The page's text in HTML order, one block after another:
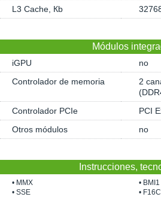
L3 Cache, Кb
Módulos
iGPU
no
Controlador de memoria
2
Controlador PCIe
PCI
Otros módulos
no
Instrucciones,
• MMX
• SSE
•
•